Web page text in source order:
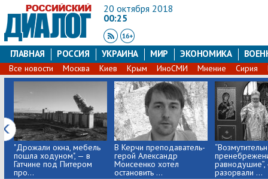
20 октября 2018
00:25
ГЛАВНАЯ РОССИЯ УКРАИНА МИР ЭКОНОМИКА
Все новости Москва Киев Крым ИноСМИ Мнение Сирия
"Дрожали окна, мебель
пошла ходуном", — в
Гатчине под Питером
про...
В Керчи преподаватель-
герой Александр
Моисеенко хотел
остановить ... разорвали ...